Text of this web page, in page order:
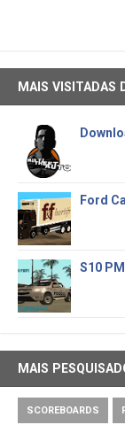
MAIS VISITADAS
Ford
S10
MAIS
SCOREBOARDS